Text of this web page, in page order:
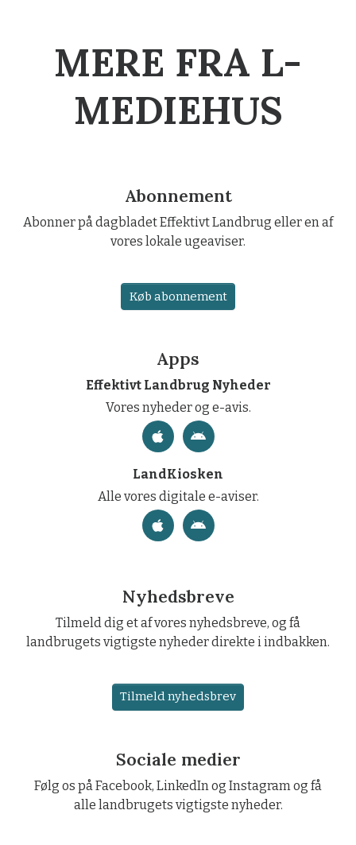
MERE FRA L-
MEDIEHUS
Abonnement
Abonner på dagbladet Effektivt Landbrug eller en af
vores lokale ugeaviser.
Køb abonnement
Apps
Effektivt Landbrug Nyheder
Vores nyheder og e-avis.
LandKiosken
Alle vores digitale e-aviser.
Nyhedsbreve
Tilmeld dig et af vores nyhedsbreve, og få
landbrugets vigtigste nyheder direkte i indbakken.
Tilmeld nyhedsbrev
Sociale medier
Følg os på Facebook, LinkedIn og Instagram og få
alle landbrugets vigtigste nyheder.